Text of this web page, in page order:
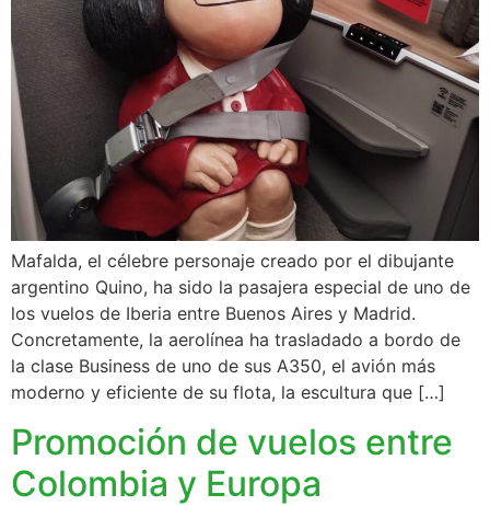
Mafalda, el célebre personaje creado por el dibujante
argentino Quino, ha sido la pasajera especial de uno de
los vuelos de Iberia entre Buenos Aires y Madrid.
Concretamente, la aerolínea ha trasladado a bordo de
la clase Business de uno de sus A350, el avión más
moderno y eficiente de su flota, la escultura que […]
Promoción de vuelos entre
Colombia y Europa